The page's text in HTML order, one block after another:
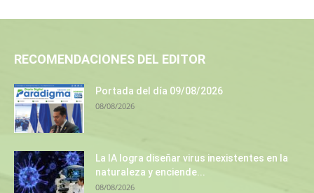
RECOMENDACIONES DEL EDITOR
Portada del día 09/08/2026
08/08/2026
La IA logra diseñar virus inexistentes en la
naturaleza y enciende...
08/08/2026